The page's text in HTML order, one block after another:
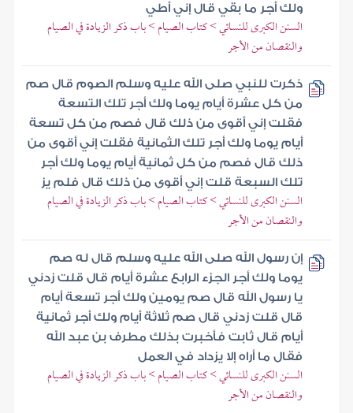
ولك أجر ما بقي قال إني أطي
السنن الكبرى للنسائي > كتاب الصيام > باب ذكر الزيادة في الصيام
والنقصان من الأجر
ذكرت للنبي صلى الله عليه وسلم الصوم قال صم
من كل عشرة أيام يوما ولك أجر تلك التسعة
فقلت إني أقوى من ذلك قال فصم من كل تسعة
أيام يوما ولك أجر تلك الثمانية فقلت إني أقوى من
ذلك قال فصم من كل ثمانية أيام يوما ولك أجر
تلك السبعة قلت إني أقوى من ذلك قال فلم يز
السنن الكبرى للنسائي > كتاب الصيام > باب ذكر الزيادة في الصيام
والنقصان من الأجر
إن رسول الله صلى الله عليه وسلم قال له صم
يوما ولك أجر الجزء الرابع عشرة أيام قال قلت زدني
يا رسول الله قال صم يومين ولك أجر تسعة أيام
قال قلت زدني قال صم ثلاثة أيام ولك أجر ثمانية
أيام قال ثابت فأخبرت بذلك مطرف بن عبد الله
فقال ما أراه إلا يزداد في العمل
السنن الكبرى للنسائي > كتاب الصيام > باب ذكر الزيادة في الصيام
والنقصان من الأجر